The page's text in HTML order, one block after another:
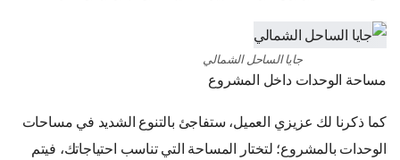
جايا الساحل الشمالي
مساحة الوحدات داخل المشروع
كما ذكرنا لك عزيزي العميل، ستفاجئ بالتنوع الشديد في مساحات
الوحدات بالمشروع؛ لتختار المساحة التي تناسب احتياجاتك، فيتم